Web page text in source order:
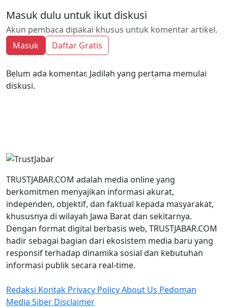
Masuk dulu untuk ikut diskusi
Akun pembaca dipakai khusus untuk komentar artikel.
Masuk
Daftar Gratis
Belum ada komentar. Jadilah yang pertama memulai
diskusi.
TRUSTJABAR.COM adalah media online yang
berkomitmen menyajikan informasi akurat,
independen, objektif, dan faktual kepada masyarakat,
khususnya di wilayah Jawa Barat dan sekitarnya.
Dengan format digital berbasis web, TRUSTJABAR.COM
hadir sebagai bagian dari ekosistem media baru yang
responsif terhadap dinamika sosial dan kebutuhan
informasi publik secara real-time.
Redaksi Kontak Privacy PolicyAbout Us Pedoman
Media Siber Disclaimer